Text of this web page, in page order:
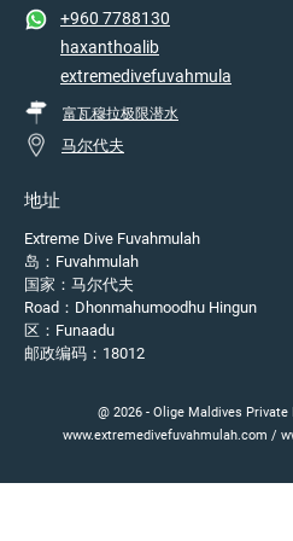
+960 7788130
haxanthoalib
extremedivefuvahmula
富瓦穆拉极限潜水
马尔代夫
地址
Extreme Dive Fuvahmulah
岛：Fuvahmulah
国家：马尔代夫
Road：Dhonmahumoodhu Hingun
区：Funaadu
邮政编码：18012
@ 2026 - Olige Maldives Private
www.extremedivefuvahmulah.com /